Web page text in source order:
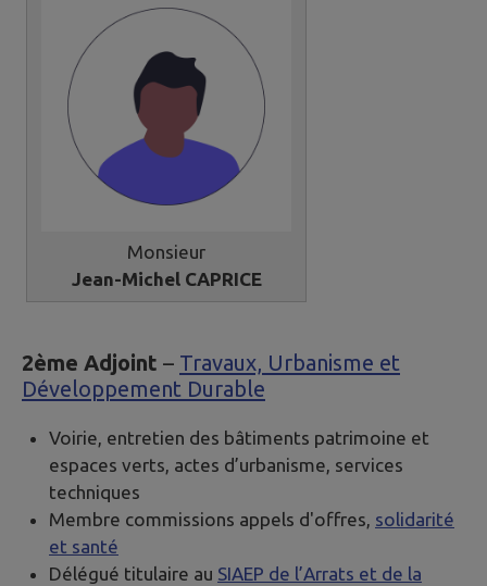
Monsieur
Jean-Michel CAPRICE
2ème Adjoint – Travaux, Urbanisme et
Développement Durable
Voirie, entretien des bâtiments patrimoine et
espaces verts, actes d’urbanisme, services
techniques
Membre commissions appels d'offres, solidarité
et santé
​​Délégué titulaire au SIAEP de l’Arrats et de la